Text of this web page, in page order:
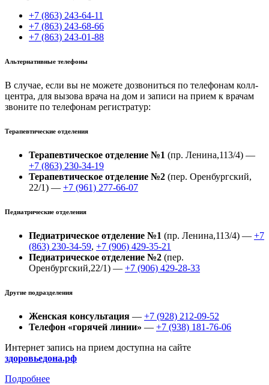
+7 (863) 243-64-11
+7 (863) 243-68-66
+7 (863) 243-01-88
Альтернативные телефоны
В случае, если вы не можете дозвониться по телефонам колл-
центра, для вызова врача на дом и записи на прием к врачам
звоните по телефонам регистратур:
Терапевтические отделения
Терапевтическое отделение №1 (пр. Ленина,113/4) —
+7 (863) 230-34-19
Терапевтическое отделение №2 (пер. Оренбургский,
22/1) — +7 (961) 277-66-07
Педиатрические отделения
Педиатрическое отделение №1 (пр. Ленина,113/4) — +7
(863) 230-34-59, +7 (906) 429-35-21
Педиатрическое отделение №2 (пер.
Оренбургский,22/1) — +7 (906) 429-28-33
Другие подразделения
Женская консультация — +7 (928) 212-09-52
Телефон «горячей линии» — +7 (938) 181-76-06
Интернет запись на прием доступна на сайте
здоровьедона.рф
Подробнее